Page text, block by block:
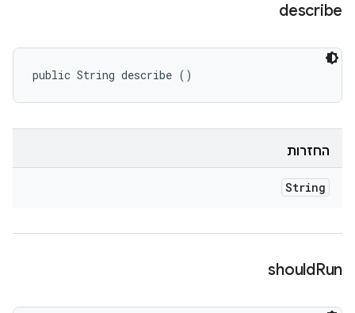
describe
public String describe ()
החזרות
String
shouldRun